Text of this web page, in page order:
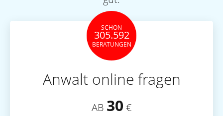
SCHON
305.592
BERATUNGEN
Anwalt online fragen
AB 30 €